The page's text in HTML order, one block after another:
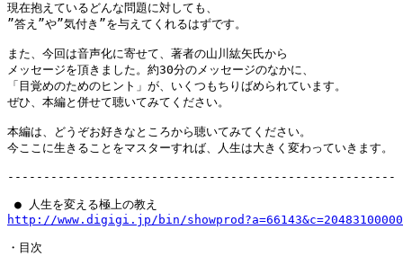
現在抱えているどんな問題に対しても、
”答え”や”気付き”を与えてくれるはずです。
また、今回は音声化に寄せて、著者の山川紘矢氏から
メッセージを頂きました。約30分のメッセージのなかに、
「目覚めのためのヒント」が、いくつもちりばめられています。
ぜひ、本編と併せて聴いてみてください。
本編は、どうぞお好きなところから聴いてみてください。
今ここに生きることをマスターすれば、人生は大きく変わっていきます。
------------------------------------------------------
http://www.digigi.jp/bin/
・目次